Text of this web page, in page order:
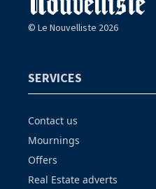
© Le Nouvelliste 2026
SERVICES
Contact us
Mournings
Offers
Real Estate adverts